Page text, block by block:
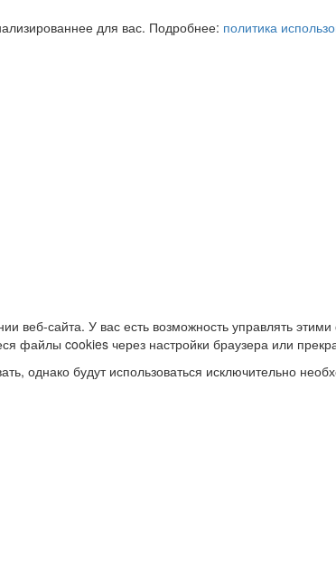
для вас. Подробнее: политика
веб-сайта. У вас есть возможность управлять
файлы cookies через настройки браузера или
однако будут использоваться исключительно